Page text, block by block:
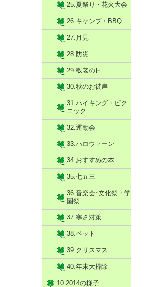
25.夏祭り・花火大会
26.キャンプ・BBQ
27.月見
28.防災
29.敬老の日
30.秋のお彼岸
31.ハイキング・ピク
ニック
32.運動会
33.ハロウィーン
34.おすすめの本
35.七五三
36.音楽会･文化祭・学
園祭
37.寒さ対策
38.ペット
39.クリスマス
40.年末大掃除
10.2014の様子